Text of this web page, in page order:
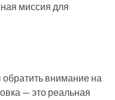
миссия для
внимание на
— это реальная